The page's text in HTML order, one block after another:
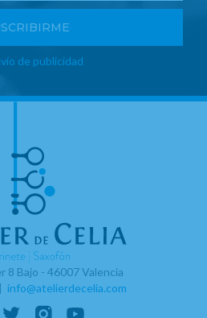
de publicidad
8 Bajo - 46007 Valencia
info@atelierdecelia.com